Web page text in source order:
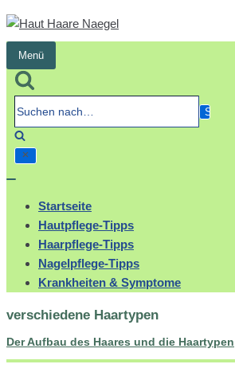
Menü
Navigation
umschalten
Startseite
Hautpflege-Tipps
Haarpflege-Tipps
Nagelpflege-Tipps
Krankheiten & Symptome
verschiedene Haartypen
Der Aufbau des Haares und die Haartypen